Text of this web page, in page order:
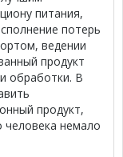
питания,
потерь
ведении
продукт
обработки. В
продукт,
человека немало